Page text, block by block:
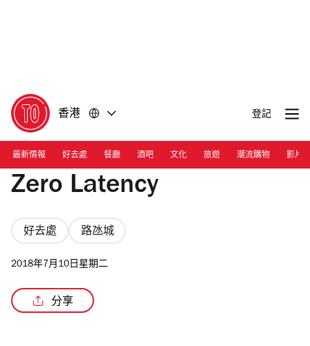
香港 登記
最新情報 好去處 餐廳 酒吧 文化 旅遊 潮流購物 影片
Zero Latency
好去處 路氹城
2018年7月10日星期二
分享